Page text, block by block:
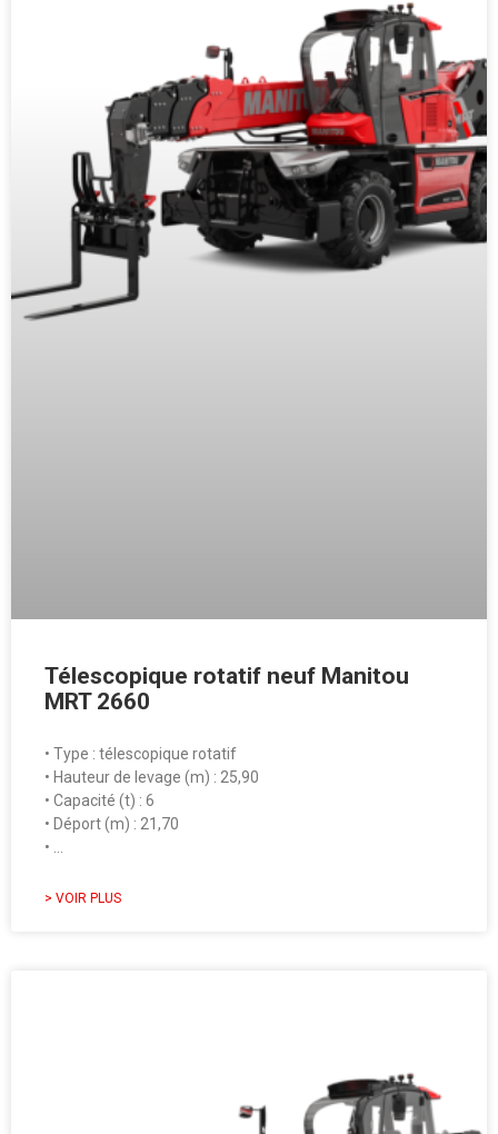
Télescopique rotatif neuf Manitou
MRT 2660
• Type : télescopique rotatif
• Hauteur de levage (m) : 25,90
• Capacité (t) : 6
• Déport (m) : 21,70
• …
> VOIR PLUS